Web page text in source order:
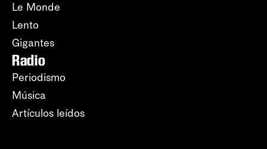
Le Monde
Lento
Gigantes
Radio
Periodismo
Música
Artículos leídos